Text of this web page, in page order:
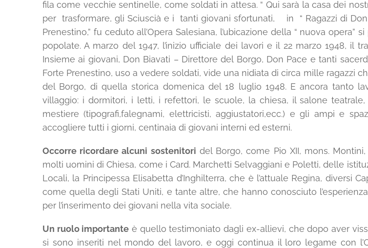
fila come vecchie sentinelle, come soldati in attesa. “ Qui sarà la casa dei
per trasformare, gli Sciuscià e i tanti giovani sfortunati, in “ Ragazzi di Don
Prenestino,” fu ceduto all’Opera Salesiana, l’ubicazione della “ nuova
popolate. A marzo del 1947, l’inizio ufficiale dei lavori e il 22 marzo 1948, il
Insieme ai giovani, Don Biavati – Direttore del Borgo, Don Pace e tanti
Forte Prenestino, uso a vedere soldati, vide una nidiata di circa mille ragazzi
del Borgo, di quella storica domenica del 18 luglio 1948. E ancora tanto
villaggio: i dormitori, i letti, i refettori, le scuole, la chiesa, il salone
mestiere (tipografi,falegnami, elettricisti, aggiustatori,ecc.) e gli ampi e
accogliere tutti i giorni, centinaia di giovani interni ed esterni.
Occorre ricordare alcuni sostenitori del Borgo, come Pio XII, mons.
molti uomini di Chiesa, come i Card. Marchetti Selvaggiani e Poletti, delle
Locali, la Principessa Elisabetta d’Inghilterra, che è l’attuale Regina, diversi
come quella degli Stati Uniti, e tante altre, che hanno conosciuto
per l’inserimento dei giovani nella vita sociale.
Un ruolo importante è quello testimoniato dagli ex-allievi, che dopo aver
si sono inseriti nel mondo del lavoro, e oggi continua il loro legame con